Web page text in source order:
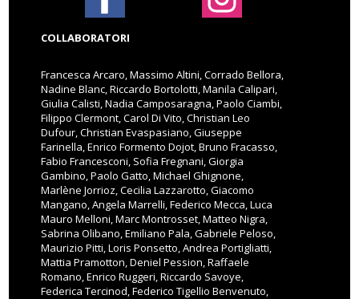
COLLABORATORI
Francesca Arcaro, Massimo Altini, Corrado Bellora,
Nadine Blanc, Riccardo Bortolotti, Manila Calipari,
Giulia Calisti, Nadia Camposaragna, Paolo Ciambi,
Filippo Clermont, Carol Di Vito, Christian Leo
Dufour, Christian Evaspasiano, Giuseppe
Farinella, Enrico Formento Dojot, Bruno Fracasso,
Fabio Francesconi, Sofia Fregnani, Giorgia
Gambino, Paolo Gatto, Michael Ghignone,
Marlène Jorrioz, Cecilia Lazzarotto, Giacomo
Mangano, Angela Marrelli, Federico Mecca, Luca
Mauro Melloni, Marc Montrosset, Matteo Nigra,
Sabrina Olibano, Emiliano Pala, Gabriele Peloso,
Maurizio Pitti, Loris Ponsetto, Andrea Portigliatti,
Mattia Pramotton, Deniel Pession, Raffaele
Romano, Enrico Ruggeri, Riccardo Savoye,
Federica Tercinod, Federico Tigellio Benvenuto,